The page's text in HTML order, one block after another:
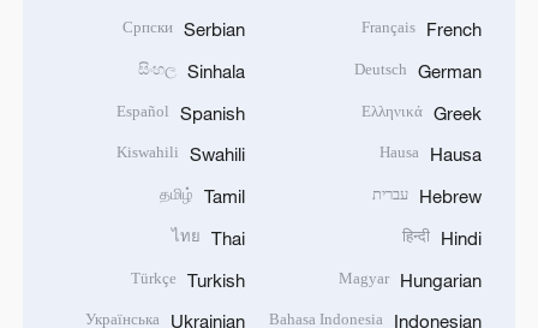
French
Français
German
Deutsch
Greek
Ελληνικά
Hausa
Hausa
Hebrew עברית
Hindi
हिन्दी
Hungarian
Magyar
Indonesian
Bahasa Indonesia
Serbian
Српски
Sinhala
සිංහල
Spanish
Español
Swahili
Kiswahili
Tamil
தமிழ்
Thai
ไทย
Turkish
Türkçe
Ukrainian
Українська